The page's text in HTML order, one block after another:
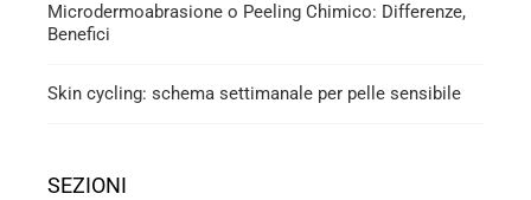
Microdermoabrasione o Peeling Chimico: Differenze,
Benefici
Skin cycling: schema settimanale per pelle sensibile
SEZIONI